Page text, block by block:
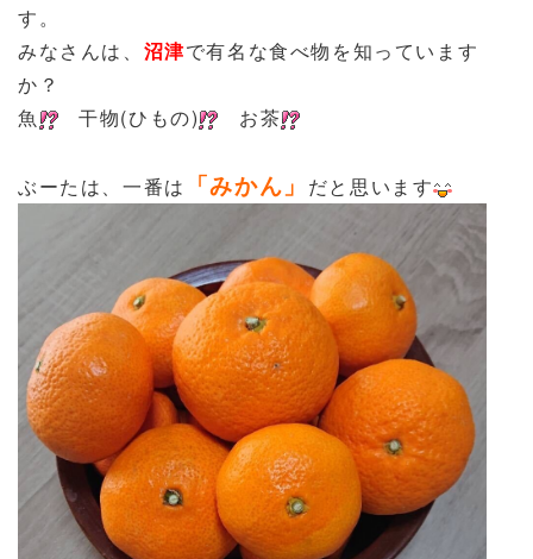
す。
みなさんは、 沼津で有名な食べ物を知っています
か？
魚
干物(ひもの) お茶
ぶーたは、一番は 「みかん」 だと思います